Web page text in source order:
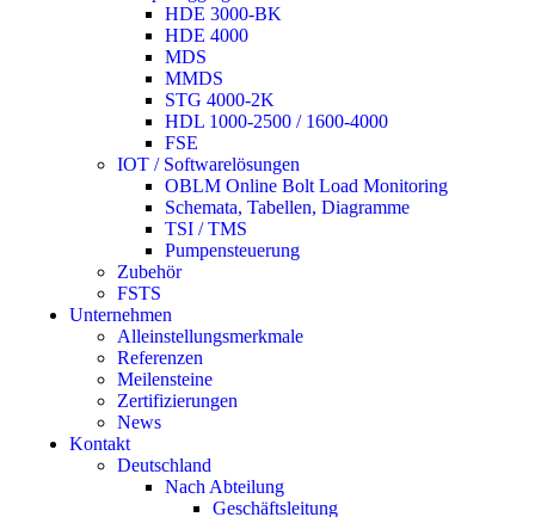
HDE 3000-BK
HDE 4000
MDS
MMDS
STG 4000-2K
HDL 1000-2500 / 1600-4000
FSE
IOT / Softwarelösungen
OBLM Online Bolt Load Monitoring
Schemata, Tabellen, Diagramme
TSI / TMS
Pumpensteuerung
Zubehör
FSTS
Unternehmen
Alleinstellungsmerkmale
Referenzen
Meilensteine
Zertifizierungen
News
Kontakt
Deutschland
Nach Abteilung
Geschäftsleitung